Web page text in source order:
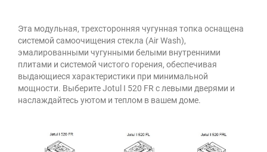
Эта модульная, трехсторонняя чугунная топка оснащена
системой самоочищения стекла (Air Wash),
эмалированными чугунными белыми внутренними
плитами и системой чистого горения, обеспечивая
выдающиеся характеристики при минимальной
мощности. Выберите Jotul I 520 FR с левыми дверями и
наслаждайтесь уютом и теплом в вашем доме.